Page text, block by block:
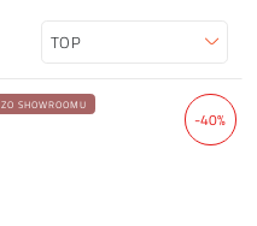
Zoradiť
-40%
ZO SHOWROOMU